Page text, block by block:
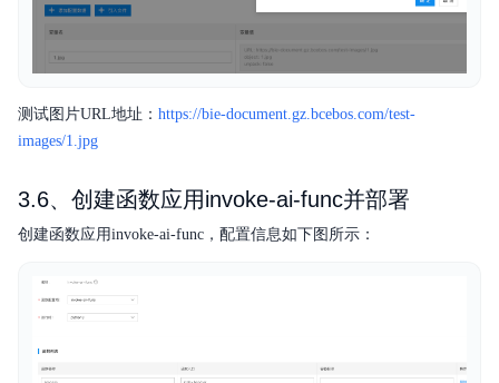
测试图片URL地址： https://bie-document.gz.bcebos.com/test-
images/1.jpg
3.6、创建函数应用invoke-ai-func并部署
创建函数应用invoke-ai-func，配置信息如下图所示：